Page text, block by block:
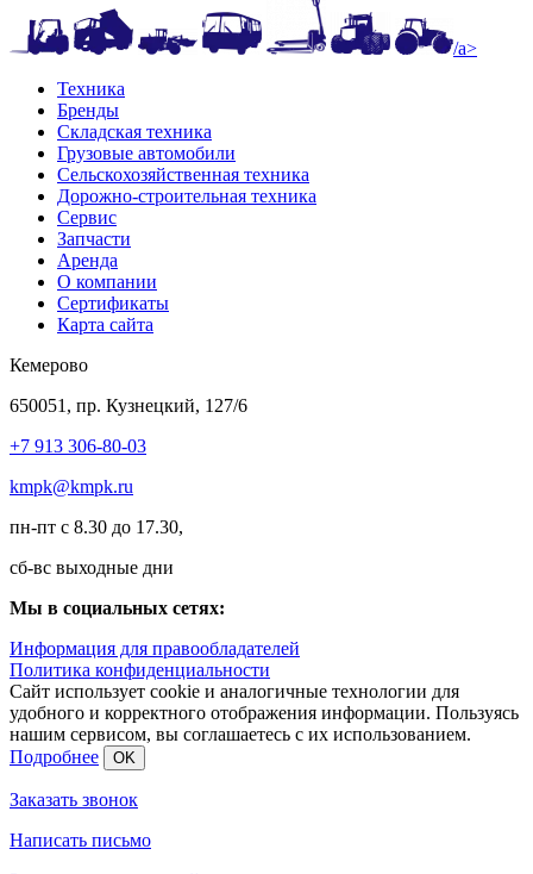
/a>
Техника
Бренды
Складская техника
Грузовые автомобили
Сельскохозяйственная техника
Дорожно-строительная техника
Сервис
Запчасти
Аренда
О компании
Сертификаты
Карта сайта
Кемерово
650051, пр. Кузнецкий, 127/6
+7 913 306-80-03
kmpk@kmpk.ru
пн-пт с 8.30 до 17.30,
сб-вс выходные дни
Мы в социальных сетях:
Информация для правообладателей
Политика конфиденциальности
Сайт использует cookie и аналогичные технологии для
удобного и корректного отображения информации. Пользуясь
нашим сервисом, вы соглашаетесь с их использованием.
Подробнее
OK
Заказать звонок
Написать письмо